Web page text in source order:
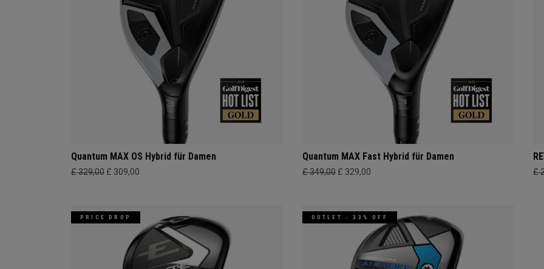
Quantum MAX OS Hybrid für Damen
£ 329,00 £ 309,00
Quantum MAX Fast Hybrid für Damen
£ 349,00 £ 329,00 £
PRICE DROP OUTLET - 33% OFF